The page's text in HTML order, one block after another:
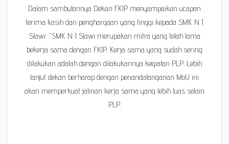
Dalam sambutannya Dekan FKIP menyampaikan ucapan
terima kasih dan penghargaan yang tinggi kepada SMK N 1
Slawi. “SMK N 1 Slawi merupakan mitra yang telah lama
bekerja sama dengan FKIP. Kerja sama yang sudah sering
dilakukan adalah dengan dilakukannya kegiatan PLP. Lebih
lanjut dekan berharap dengan penandatanganan MoU ini
akan memperkuat jalinan kerja sama yang lebih luas selain
PLP.